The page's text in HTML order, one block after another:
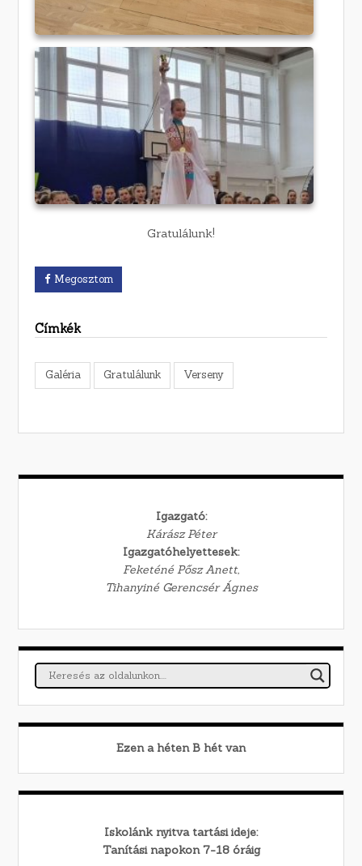
Gratulálunk!
Megosztom
Címkék
Galéria Gratulálunk Verseny
Igazgató:
Kárász Péter
Igazgatóhelyettesek:
Feketéné Pősz Anett,
Tihanyiné Gerencsér Ágnes
Ezen a héten B hét van
Iskolánk nyitva tartási ideje:
Tanítási napokon 7-18 óráig